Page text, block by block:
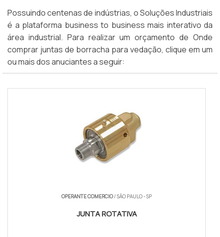
Possuindo centenas de indústrias, o Soluções Industriais
é a plataforma business to business mais interativo da
área industrial. Para realizar um orçamento de Onde
comprar juntas de borracha para vedação, clique em um
ou mais dos anuciantes a seguir:
OPERANTE COMERCIO/ SÃO PAULO - SP
JUNTA ROTATIVA